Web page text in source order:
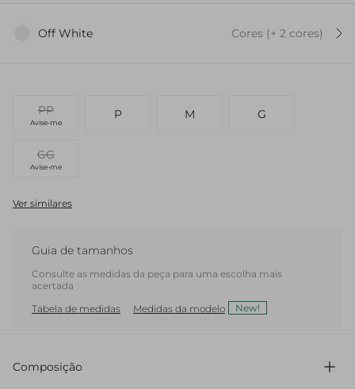
Off White Cores (+ 2 cores)
PP
Avise-me
P M G
GG
Avise-me
Ver similares
Guia de tamanhos
Consulte as medidas da peça para uma escolha mais
acertada
Tabela de medidas
Medidas da modelo New!
Composição